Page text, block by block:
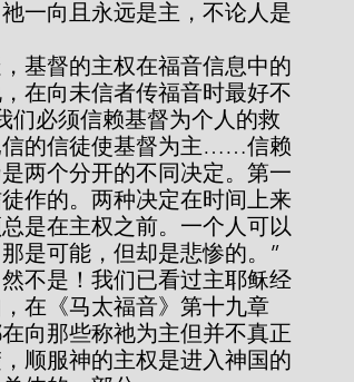
在向未信者传福音时最好不
们必须信赖基督为个人的救
信的信徒使基督为主……信赖
两个分开的不同决定。第一
作的。两种决定在时间上来
是在主权之前。一个人可以
是可能，但却是悲惨的。”
在《马太福音》第十九章
向那些称祂为主但并不真正
顺服神的主权是进入神国的